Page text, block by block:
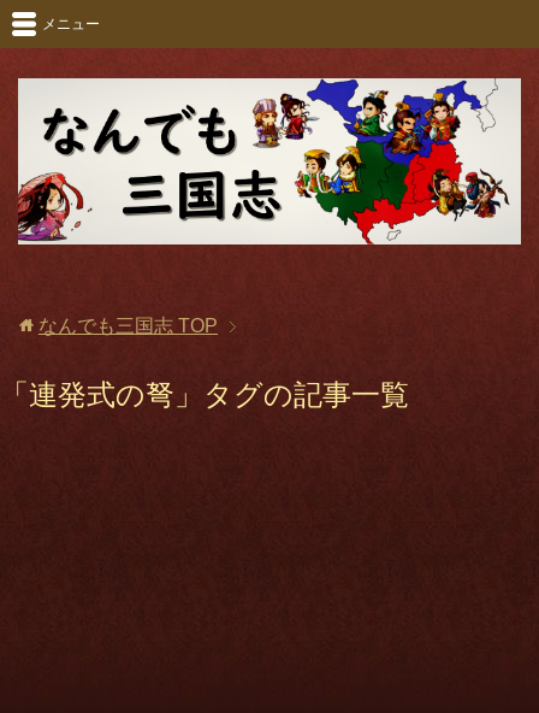
メニュー
なんでも三国志 TOP
「連発式の弩」タグの記事一覧